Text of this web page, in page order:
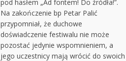
pod hasłem „Ad fontem! Do źródła!”.
Na zakończenie bp Petar Palić
przypomniał, że duchowe
doświadczenie festiwalu nie może
pozostać jedynie wspomnieniem, a
jego uczestnicy mają wrócić do swoich